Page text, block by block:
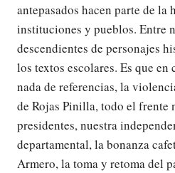
antepasados hacen parte de la
instituciones y pueblos. Entre
descendientes de personajes
los textos escolares. Es que
nada de referencias, la
de Rojas Pinilla, todo el frente
presidentes, nuestra
departamental, la bonanza
Armero, la toma y retoma del